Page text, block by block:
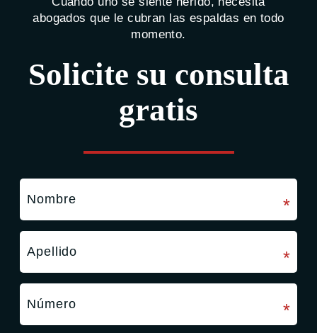
abogados que le cubran las espaldas en todo
momento.
Solicite su consulta
gratis